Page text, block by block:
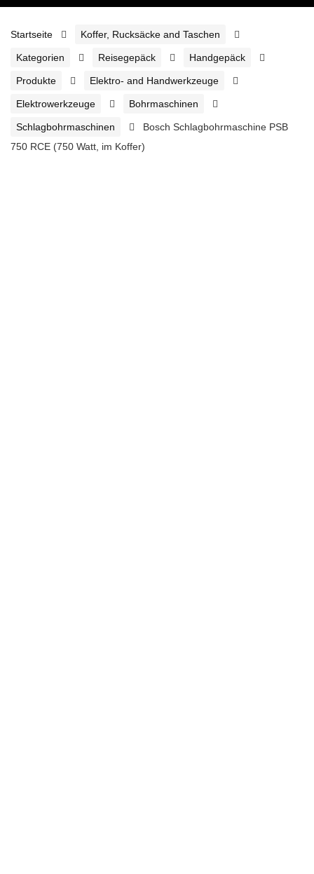
Startseite Koffer, Rucksäcke and Taschen
Kategorien Reisegepäck Handgepäck
Produkte Elektro- and Handwerkzeuge
Elektrowerkzeuge Bohrmaschinen
Schlagbohrmaschinen
Bosch Schlagbohrmaschine PSB
750 RCE (750 Watt, im Koffer)